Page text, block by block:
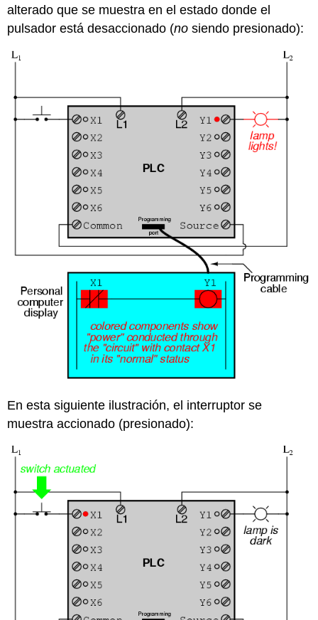
alterado que se muestra en el estado donde el
pulsador está desaccionado (no siendo presionado):
En esta siguiente ilustración, el interruptor se
muestra accionado (presionado):